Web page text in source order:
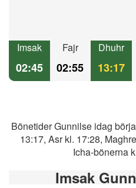
Imsak
02:45
Fajr
02:55
Dhuhr
13:17
Bönetider Gunnilse idag
13:17, Asr kl. 17:28,
Icha-bönerna
Imsak